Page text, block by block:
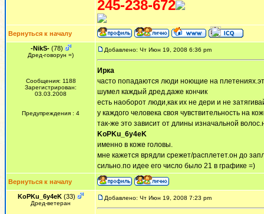
245-238-672
Вернуться к началу
-NikS-(78)
Дред-говорун =)
Сообщения: 1188
Зарегистрирован:
03.03.2008
Предупреждения : 4
Добавлено: Чт Июн 19, 2008 6:36 pm
Ирка
часто попадаются люди ноющие на
шумел каждый дред.даже кончик
есть наоборот люди,как их не дери и не
у каждого человека своя чувствительность на
так-же это зависит от длины изначальной
KoPKu_6y4eK
именно в коже головы.
мне кажется врядли срежет/расплетет.он до
сильно.по идее его число было 21 в графике =)
Вернуться к началу
KoPKu_6y4eK (33)
Дред-ветеран
Добавлено: Чт Июн 19, 2008 7:23 pm